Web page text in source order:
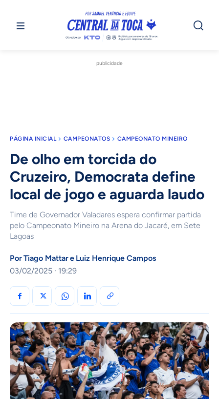
publicidade
PÁGINA INICIAL CAMPEONATOS CAMPEONATO MINEIRO
De olho em torcida do
Cruzeiro, Democrata define
local de jogo e aguarda laudo
Time de Governador Valadares espera confirmar partida
pelo Campeonato Mineiro na Arena do Jacaré, em Sete
Lagoas
PorTiago Mattare Luiz Henrique Campos
03/02/2025 · 19:29